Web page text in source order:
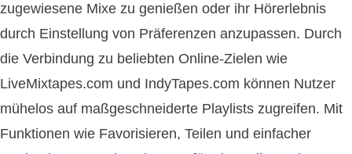
zugewiesene Mixe zu genießen oder ihr Hörerlebnis
durch Einstellung von Präferenzen anzupassen. Durch
die Verbindung zu beliebten Online-Zielen wie
LiveMixtapes.com und IndyTapes.com können Nutzer
mühelos auf maßgeschneiderte Playlists zugreifen. Mit
Funktionen wie Favorisieren, Teilen und einfacher